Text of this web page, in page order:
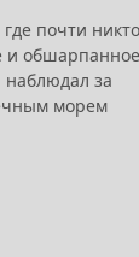
почти
и
наблюдал за
морем